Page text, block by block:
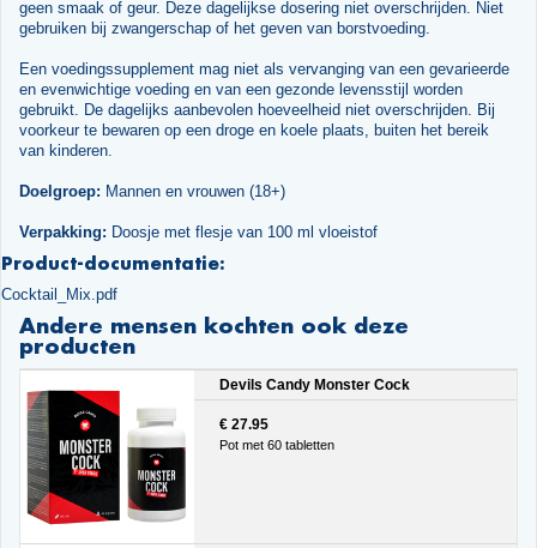
geen smaak of geur. Deze dagelijkse dosering niet overschrijden. Niet
gebruiken bij zwangerschap of het geven van borstvoeding.
Een voedingssupplement mag niet als vervanging van een gevarieerde
en evenwichtige voeding en van een gezonde levensstijl worden
gebruikt. De dagelijks aanbevolen hoeveelheid niet overschrijden. Bij
voorkeur te bewaren op een droge en koele plaats, buiten het bereik
van kinderen.
Doelgroep: Mannen en vrouwen (18+)
Verpakking: Doosje met flesje van 100 ml vloeistof
Product-documentatie:
Cocktail_Mix.pdf
Andere mensen kochten ook deze
producten
Devils Candy Monster Cock
€ 27.95
Pot met 60 tabletten